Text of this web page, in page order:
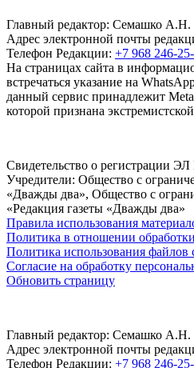
Главный редактор: Семашко А.Н.
Адрес электронной почты
Телефон Редакции: +7 968 246-
На страницах сайта в
встречаться указание на
данный сервис принадлежит
которой признана
Свидетельство о регистрации
Учредители: Общество с
«Дважды два», Общество с
«Редакция газеты «Дважды два»
Правила использования
Политика в отношении
Политика использования файлов
Согласие на обработку
Обновить страницу
Главный редактор: Семашко А.Н.
Адрес электронной почты
Телефон Редакции: +7 968 246-